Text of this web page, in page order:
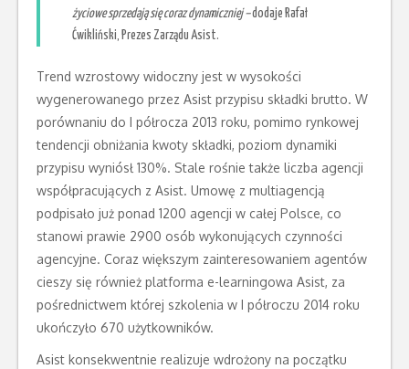
życiowe sprzedają się coraz dynamiczniej –dodaje Rafał
Ćwikliński, Prezes Zarządu Asist.
Trend wzrostowy widoczny jest w wysokości
wygenerowanego przez Asist przypisu składki brutto. W
porównaniu do I półrocza 2013 roku, pomimo rynkowej
tendencji obniżania kwoty składki, poziom dynamiki
przypisu wyniósł 130%. Stale rośnie także liczba agencji
współpracujących z Asist. Umowę z multiagencją
podpisało już ponad 1200 agencji w całej Polsce, co
stanowi prawie 2900 osób wykonujących czynności
agencyjne. Coraz większym zainteresowaniem agentów
cieszy się również platforma e-learningowa Asist, za
pośrednictwem której szkolenia w I półroczu 2014 roku
ukończyło 670 użytkowników.
Asist konsekwentnie realizuje wdrożony na początku